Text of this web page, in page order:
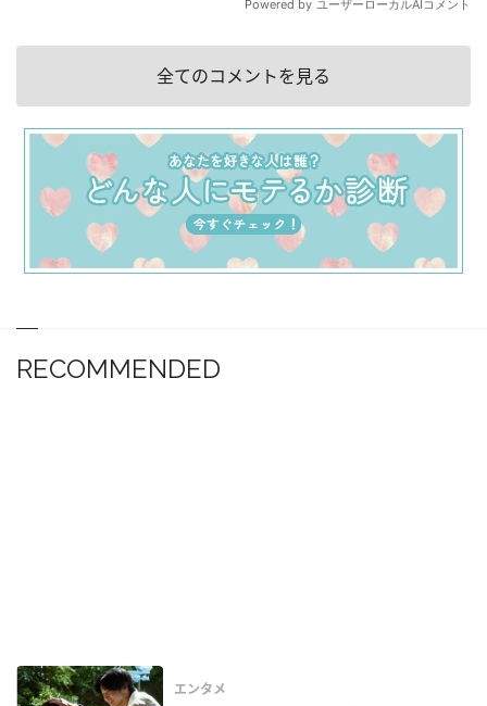
全てのコメントを見る
RECOMMENDED
エンタメ